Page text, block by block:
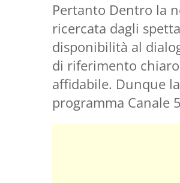
Pertanto Dentro la
ricercata dagli
disponibilità al
di riferimento
affidabile. Dunque
programma Canale